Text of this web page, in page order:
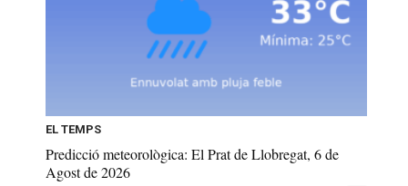
EL TEMPS
Predicció meteorològica: El Prat de Llobregat, 6 de
Agost de 2026